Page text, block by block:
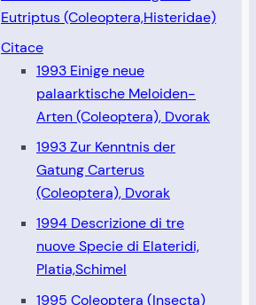
Eutriptus (Coleoptera,Histeridae)
Citace
1993 Einige neue
palaarktische Meloiden-
Arten (Coleoptera), Dvorak
1993 Zur Kenntnis der
Gatung Carterus
(Coleoptera), Dvorak
1994 Descrizione di tre
nuove Specie di Elateridi,
Platia,Schimel
1995 Coleoptera (Insecta)